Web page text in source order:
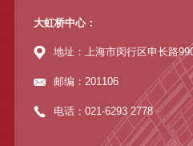
大虹桥中心：
地址：上海市闵行区申长路
邮编：201106
电话：021-6293 2778